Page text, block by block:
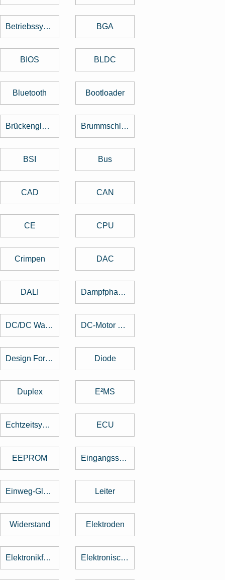
Betriebssystem BGA
BIOS BLDC
Bluetooth Bootloader
Brückengleichrichter Brummschleifen
BSI Bus
CAD CAN
CE CPU
Crimpen DAC
DALI Dampfphasenlöten
DC/DC Wandler DC-Motor brushed
Design For Manufacturing Diode
Duplex E²MS
Echtzeitsystem ECU
EEPROM Eingangsspannung
Einweg-Gleichrichter Leiter
Widerstand Elektroden
Elektronikfertigung Elektronische Baugruppe